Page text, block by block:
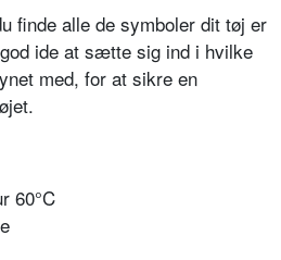
finde alle de symboler dit tøj er
ide at sætte sig ind i hvilke
med, for at sikre en
60°C